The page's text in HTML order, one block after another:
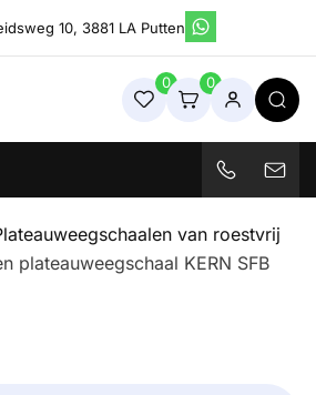
10, 3881 LA Putten
& Industriële
0 0
van roestvrij
plateauweegschaal KERN SFB